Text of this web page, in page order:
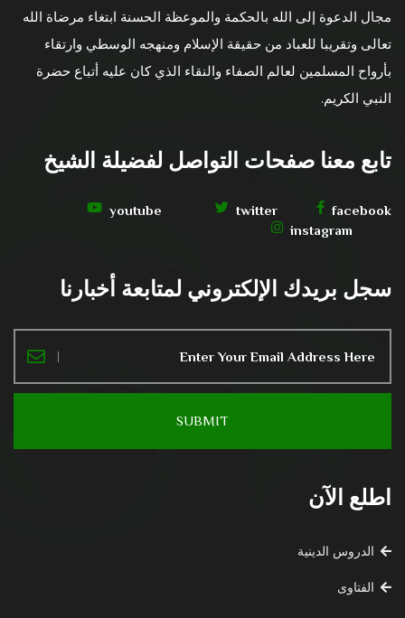
مجال الدعوة إلى الله بالحكمة والموعظة الحسنة ابتغاء مرضاة الله
تعالى وتقريبا للعباد من حقيقة الإسلام ومنهجه الوسطي وارتقاء
بأرواح المسلمين لعالم الصفاء والنقاء الذي كان عليه أتباع حضرة
النبي الكريم.
تابع معنا صفحات التواصل لفضيلة الشيخ
facebook
twitter
youtube
instagram
سجل بريدك الإلكتروني لمتابعة أخبارنا
اطلع الآن
الدروس الدينية
الفتاوى